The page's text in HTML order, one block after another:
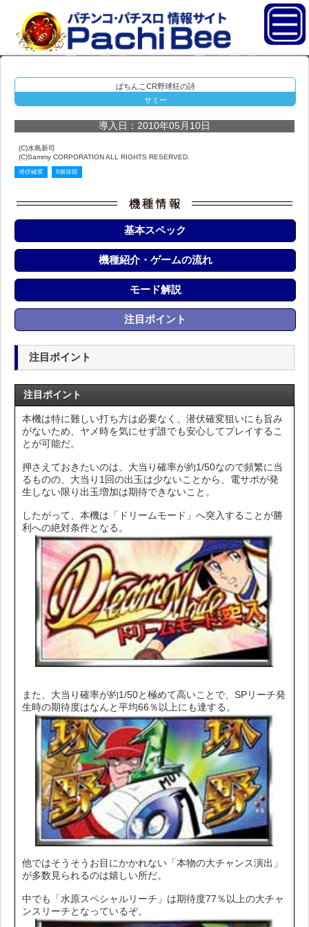
ぱちんこCR野球狂の詩
サミー
導入日：2010年05月10日
(C)水島新司
(C)Sammy CORPORATION ALL RIGHTS RESERVED.
潜伏確変 8個保留
基本スペック
機種紹介・ゲームの流れ
モード解説
注目ポイント
注目ポイント
注目ポイント
本機は特に難しい打ち方は必要なく、潜伏確変狙いにも旨み
がないため、ヤメ時を気にせず誰でも安心してプレイするこ
とが可能だ。
押さえておきたいのは、大当り確率が約1/50なので頻繁に当
るものの、大当り1回の出玉は少ないことから、電サポが発
生しない限り出玉増加は期待できないこと。
したがって、本機は「ドリームモード」へ突入することが勝
利への絶対条件となる。
また、大当り確率が約1/50と極めて高いことで、SPリーチ発
生時の期待度はなんと平均66％以上にも達する。
他ではそうそうお目にかかれない「本物の大チャンス演出」
が多数見られるのは嬉しい所だ。
中でも「水原スペシャルリーチ」は期待度77％以上の大チャ
ンスリーチとなっているぞ。